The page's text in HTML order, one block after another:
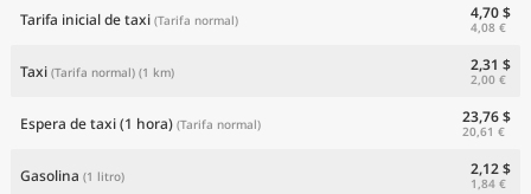
Tarifa inicial de taxi (Tarifa normal) 4,70 $
4,08 €
Taxi (Tarifa normal) (1 km) 2,31 $
2,00 €
Espera de taxi (1 hora) (Tarifa normal) 23,76 $
20,61 €
Gasolina (1 litro) 2,12 $
1,84 €